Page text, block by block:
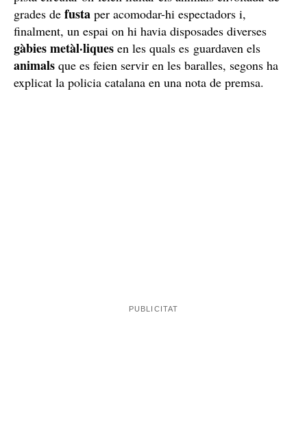
grades de fusta per acomodar-hi espectadors i,
finalment, un espai on hi havia disposades diverses
gàbies metàl·liques en les quals es guardaven els
animals que es feien servir en les baralles, segons ha
explicat la policia catalana en una nota de premsa.